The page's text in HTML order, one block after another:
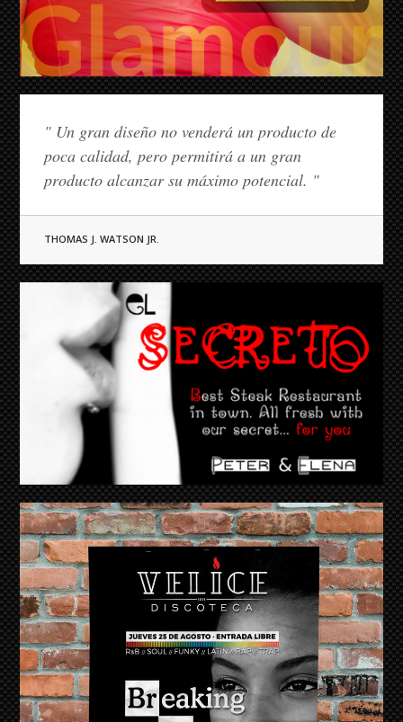
" Un gran diseño no venderá un producto de
poca calidad, pero permitirá a un gran
producto alcanzar su máximo potencial. "
THOMAS J. WATSON JR.